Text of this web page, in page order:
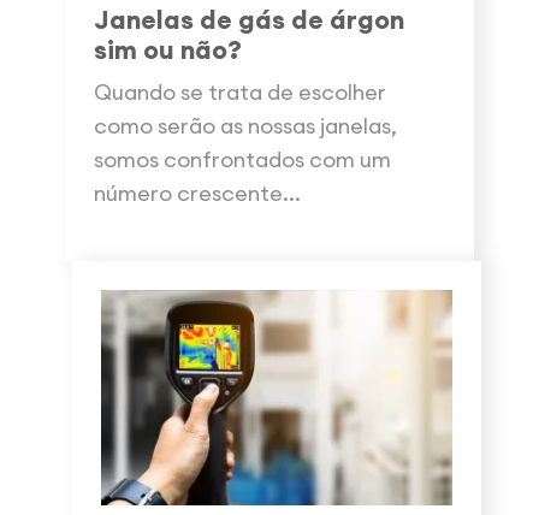
Janelas de gás de árgon
sim ou não?
Quando se trata de escolher
como serão as nossas janelas,
somos confrontados com um
número crescente...